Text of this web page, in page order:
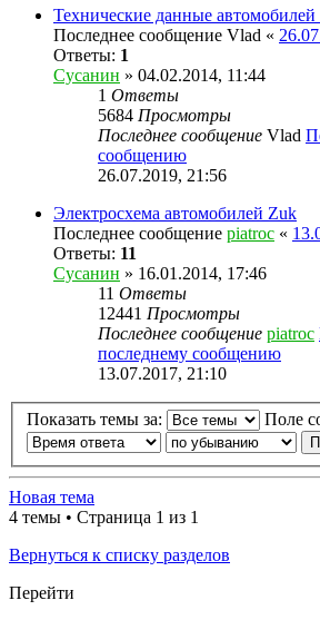
Технические данные
Последнее сообщение Vlad «
Ответы: 1
Сусанин » 04.02.2014, 11:44
1 Ответы
5684 Просмотры
Последнее сообщение Vlad
сообщению
26.07.2019, 21:56
Электросхема автомобилей Zuk
Последнее сообщение piatroc «
Ответы: 11
Сусанин » 16.01.2014, 17:46
11 Ответы
12441 Просмотры
Последнее сообщение piatroc
последнему сообщению
13.07.2017, 21:10
Показать темы за: Поле
Новая тема
4 темы • Страница 1 из 1
Вернуться к списку разделов
Перейти